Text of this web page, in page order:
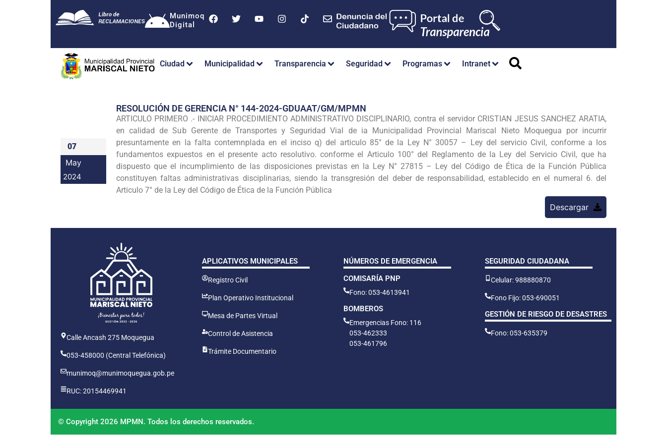
Munimoq
Digital
Ciudad Municipalidad Transparencia Seguridad Programas Intranet
07
May
2024
RESOLUCIÓN DE GERENCIA N° 144-2024-GDUAAT/GM/MPMN
ARTICULO PRIMERO .- INICIAR PROCEDIMIENTO ADMINISTRATIVO DISCIPLINARIO, contra el servidor CRISTIAN JESUS SANCHEZ ARATIA,
en calidad de Sub Gerente de Transportes y Seguridad Vial de ia Municipalidad Provincial Mariscal Nieto Moquegua por incurrir
presuntamente en la falta contemnplada en el inciso q) del articulo 85° de la Ley N° 30057 – Ley del servicio Civil, conforme a los
fundamentos expuestos en el presente acto resolutivo. conforme el Articulo 100° del Reglamento de la Ley del Servicio Civil, que ha
dispuesto que el incumplimiento de las disposiciones previstas en la Ley N° 27815 – Ley del Código de Ética de la Función Pública
constituyen faltas administrativas disciplinarias, siendo la transgresión del deber de responsabilidad, establecido en el numeral 6. del
Articulo 7° de la Ley del Código de Ética de la Función Pública
Descargar
Calle Ancash 275 Moquegua
053-458000 (Central Telefónica)
munimoq@munimoquegua.gob.pe
RUC: 20154469941
APLICATIVOS MUNICIPALES
Registro Civil
Plan Operativo Institucional
Mesa de Partes Virtual
Control de Asistencia
Trámite Documentario
NÚMEROS DE EMERGENCIA
COMISARÍA PNP
Fono: 053-4613941
BOMBEROS
Emergencias Fono: 116
053-462333
053-461796
SEGURIDAD CIUDADANA
Celular: 988880870
Fono Fijo: 053-690051
GESTIÓN DE RIESGO DE DESASTRES
Fono: 053-635379
© Copyright 2026 MPMN. Todos los derechos reservados.